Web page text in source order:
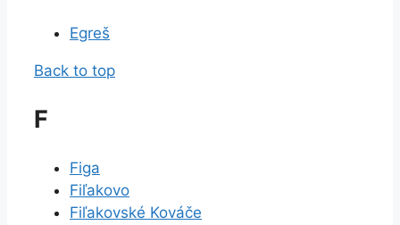
Egreš
Back to top
F
Figa
Fiľakovo
Fiľakovské Kováče